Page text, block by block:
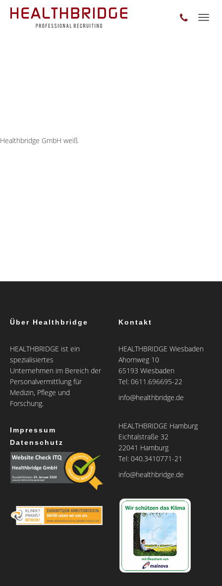
Healthbridge GmbH weiß
Über Healthbridge
HEALTHBRIDGE ist ein
spezialisiertes
Unternehmen im Bereich der
Personalvermittlung für
Medizin, Pflege und
Forschung.
Impressum
Datenschutz
Kontakt
HEALTHBRIDGE Wiesbaden
Ahornweg 10
65193 Wiesbaden
Tel: 0611.696695-22
info@healthbridge.de
HEALTHBRIDGE Hamburg
Eichtalstraße 32
22041 Hamburg
Tel: 040.3410771-21
info@healthbridge.de